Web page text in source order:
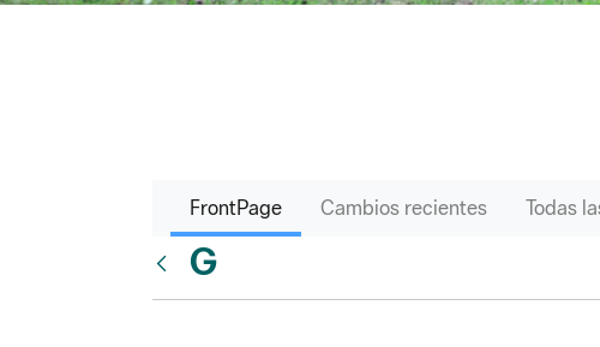
FrontPage Cambios recientes Todas
G